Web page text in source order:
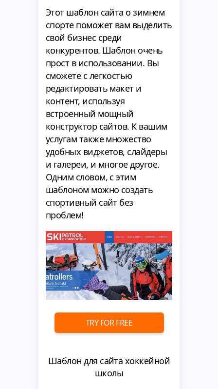
Этот шаблон сайта о зимнем
спорте поможет вам выделить
свой бизнес среди
конкурентов. Шаблон очень
прост в использовании. Вы
сможете с легкостью
редактировать макет и
контент, используя
встроенный мощный
конструктор сайтов. К вашим
услугам также множество
удобных виджетов, слайдеры
и галереи, и многое другое.
Одним словом, с этим
шаблоном можно создать
спортивный сайт без
проблем!
TRY FOR FREE
Шаблон для сайта хоккейной
школы